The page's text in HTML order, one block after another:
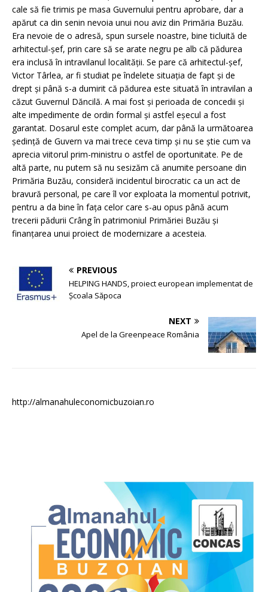
cale să fie trimis pe masa Guvernului pentru aprobare, dar a
apărut ca din senin nevoia unui nou aviz din Primăria Buzău.
Era nevoie de o adresă, spun sursele noastre, bine ticluită de
arhitectul-șef, prin care să se arate negru pe alb că pădurea
era inclusă în intravilanul localității. Se pare că arhitectul-șef,
Victor Târlea, ar fi studiat pe îndelete situația de fapt și de
drept și până s-a dumirit că pădurea este situată în intravilan a
căzut Guvernul Dăncilă. A mai fost și perioada de concedii și
alte impedimente de ordin formal și astfel eșecul a fost
garantat. Dosarul este complet acum, dar până la următoarea
ședință de Guvern va mai trece ceva timp și nu se știe cum va
aprecia viitorul prim-ministru o astfel de oportunitate. Pe de
altă parte, nu putem să nu sesizăm că anumite persoane din
Primăria Buzău, consideră incidentul birocratic ca un act de
bravură personal, pe care îl vor exploata la momentul potrivit,
pentru a da bine în fața celor care s-au opus până acum
trecerii pădurii Crâng în patrimoniul Primăriei Buzău și
finanțarea unui proiect de modernizare a acesteia.
PREVIOUS
HELPING HANDS, proiect european implementat de
Școala Săpoca
NEXT
Apel de la Greenpeace România
http://almanahuleconomicbuzoian.ro